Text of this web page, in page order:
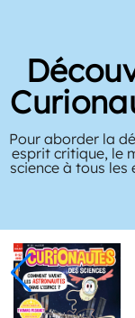
Pour aborder la
esprit critique, le
science à tous